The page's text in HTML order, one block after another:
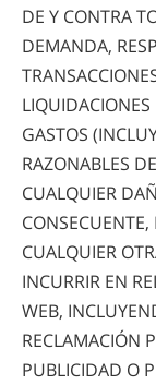
DE Y CONTRA
DEMANDA,
LIQUIDACIONES
GASTOS
RAZONABLES
CUALQUIER
CONSECUENTE,
CUALQUIER
INCURRIR EN
WEB,
RECLAMACIÓN
PUBLICIDAD O